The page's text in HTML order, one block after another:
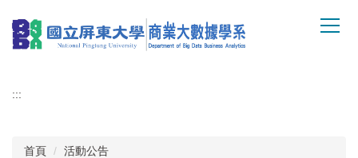
到
主
容
:::
首頁 活動公告